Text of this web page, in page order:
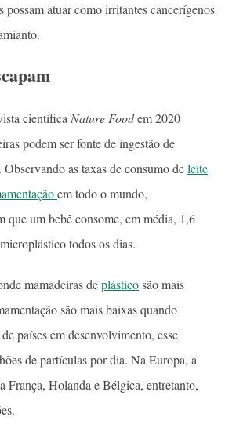
possam atuar como irritantes cancerígenos
científicaNature Foodem 2020
podem ser fonte de ingestão de
as taxas de consumo deleite
em todo o mundo,
que um bebê consome, em média, 1,6
todos os dias.
mamadeiras deplásticosão mais
são mais baixas quando
países em desenvolvimento, esse
de partículas por dia. Na Europa, a
França, Holanda e Bélgica, entretanto,